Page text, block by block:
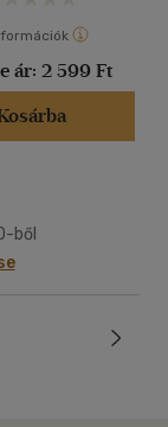
ár: 2 599 Ft
ből